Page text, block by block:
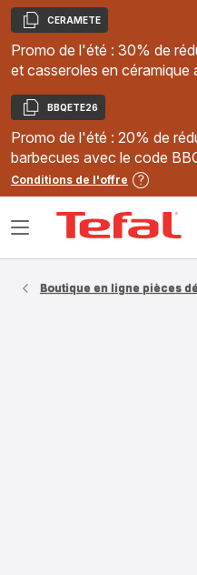
Copier
CERAMETE
Promo de l'été : 30% de
et casseroles en céramique
Copier
BBQETE26
Promo de l'été : 20% de
barbecues avec le code
Conditions de l'offre
Ouvrir
Boutique en ligne pièces